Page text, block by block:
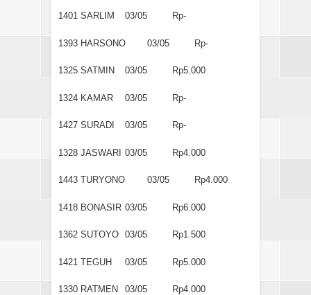
1401 SARLIM 03/05 Rp-
1393 HARSONO 03/05 Rp-
1325 SATMIN 03/05 Rp5.000
1324 KAMAR 03/05 Rp-
1427 SURADI 03/05 Rp-
1328 JASWARI 03/05 Rp4.000
1443 TURYONO 03/05 Rp4.000
1418 BONASIR 03/05 Rp6.000
1362 SUTOYO 03/05 Rp1.500
1421 TEGUH 03/05 Rp5.000
1330 RATMEN 03/05 Rp4.000